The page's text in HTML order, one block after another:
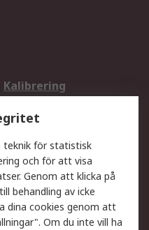
Kalibrering
Teknisk Support
Exportlösningar
Retur av varor
Spåra din order
teknik för statistisk
och för att visa
Genom att klicka på
behandling av icke
dina cookies genom att
Om du inte vill ha